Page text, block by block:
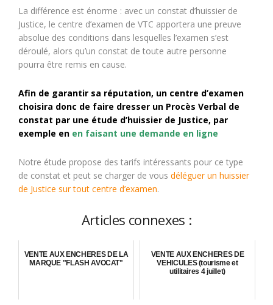
La différence est énorme : avec un constat d’huissier de
Justice, le centre d’examen de VTC apportera une preuve
absolue des conditions dans lesquelles l’examen s’est
déroulé, alors qu’un constat de toute autre personne
pourra être remis en cause.
Afin de garantir sa réputation, un centre d’examen
choisira donc de faire dresser un Procès Verbal de
constat par une étude d’huissier de Justice, par
exemple en en faisant une demande en ligne
Notre étude propose des tarifs intéressants pour ce type
de constat et peut se charger de vous déléguer un huissier
de Justice sur tout centre d’examen.
Articles connexes :
VENTE AUX ENCHERES DE LA
MARQUE "FLASH AVOCAT"
VENTE AUX ENCHERES DE
VEHICULES (tourisme et
utilitaires 4 juillet)